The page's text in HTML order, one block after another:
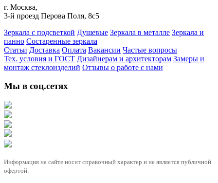
г. Москва,
3-й проезд Перова Поля, 8с5
Зеркала с подсветкой Душевые Зеркала в металле Зеркала и
панно Состаренные зеркала
Статьи Доставка Оплата Вакансии Частые вопросы
Тех. условия и ГОСТ Дизайнерам и архитекторам Замеры и
монтаж стеклоизделий Отзывы о работе с нами
Мы в соц.сетях
Информация на сайте носит справочный характер и не является публичной
офертой.